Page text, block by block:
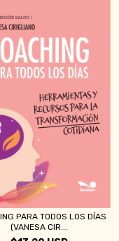
PARA TODOS LOS DÍAS
(VANESA CIR...